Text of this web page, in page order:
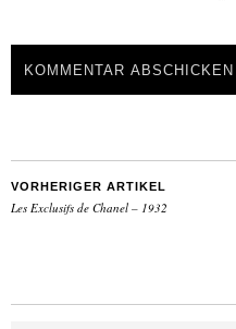
VORHERIGER ARTIKEL
Les Exclusifs de Chanel – 1932